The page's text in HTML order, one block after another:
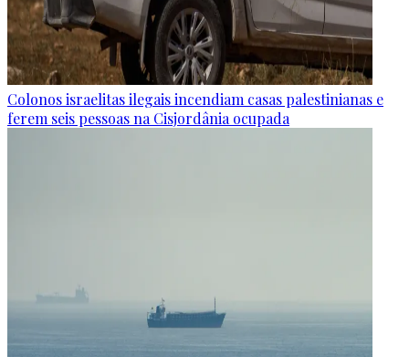
Colonos israelitas ilegais incendiam casas palestinianas e
ferem seis pessoas na Cisjordânia ocupada